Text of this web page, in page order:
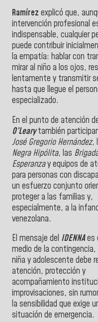
Ramírez explicó que,
intervención profesional
indispensable, cualquier
puede contribuir
la empatía: hablar con
mirar al niño a los ojos,
lentamente y transmitir
hasta que llegue el
especializado.
En el punto de atención
O’Learytambién
José Gregorio Hernández,
Negra Hipólita, las
Esperanzay equipos de
para personas con
un esfuerzo conjunto
proteger a las familias y,
especialmente, a la
venezolana.
El mensaje del IDENNAes
medio de la
niña y adolescente debe
atención, protección y
acompañamiento
improvisaciones, sin
la sensibilidad que exige
situación de emergencia.